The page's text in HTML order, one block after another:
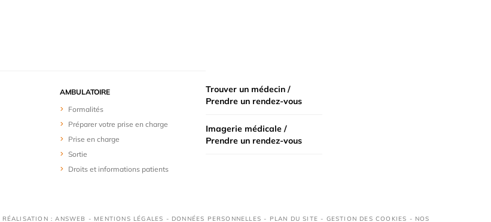
AMBULATOIRE
Formalités
Préparer votre prise en charge
Prise en charge
Sortie
Droits et informations patients
Trouver un médecin /
Prendre un rendez-vous
Imagerie médicale /
Prendre un rendez-vous
: ANSWEB - MENTIONS LÉGALES - DONNÉES PERSONNELLES - PLAN DU SITE - GESTION DES COOKIES - NOS